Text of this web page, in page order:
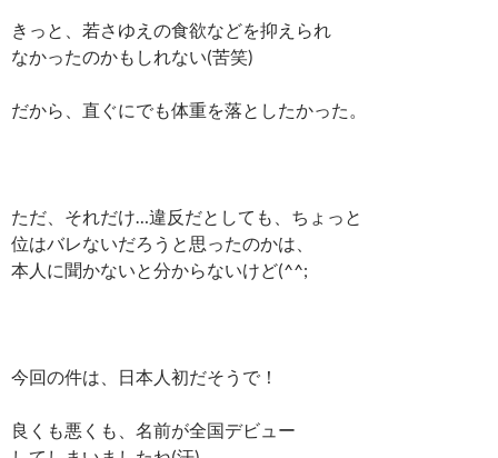
きっと、若さゆえの食欲などを抑えられ
なかったのかもしれない(苦笑)
だから、直ぐにでも体重を落としたかった。
ただ、それだけ…違反だとしても、ちょっと
位はバレないだろうと思ったのかは、
本人に聞かないと分からないけど(^^;
今回の件は、日本人初だそうで！
良くも悪くも、名前が全国デビュー